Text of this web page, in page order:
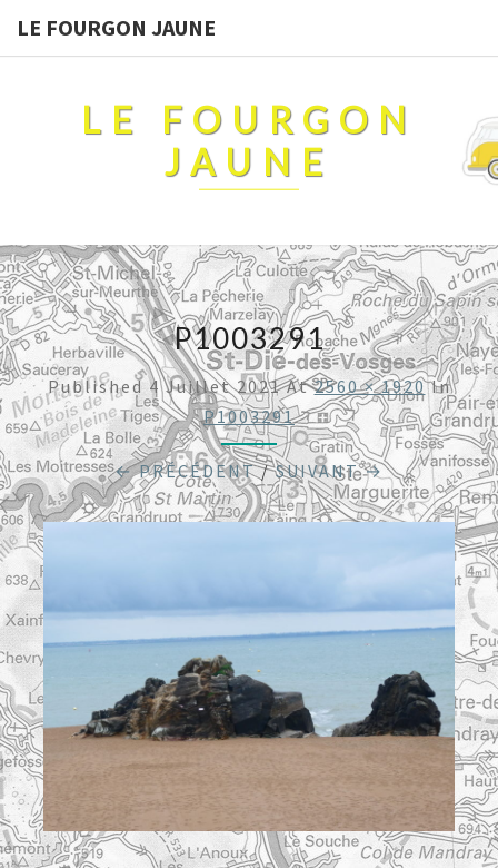
LE FOURGON JAUNE
LE FOURGON
JAUNE
P1003291
Published 4 Juillet 2021At2560 × 1920In
P1003291
← PRÉCÉDENT/SUIVANT →